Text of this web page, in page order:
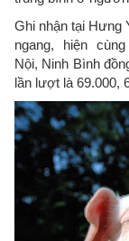
Ghi nhận tại Hưng
ngang, hiện
Nội, Ninh Bình
lần lượt là 69.000,